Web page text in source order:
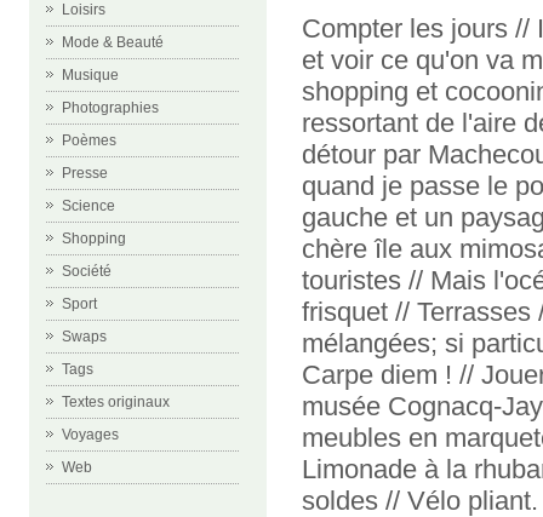
Loisirs
Mode & Beauté
Musique
Photographies
Poèmes
Presse
Science
Shopping
Société
Sport
Swaps
Tags
Textes originaux
Voyages
Web
Compter les jours //
et voir ce qu'on va
shopping et
ressortant de l'aire
détour par
quand je passe le
gauche et un
chère île aux
touristes // Mais
frisquet //
mélangées; si
Carpe diem ! //
musée Cognacq-
meubles en
Limonade à la
soldes // Vélo